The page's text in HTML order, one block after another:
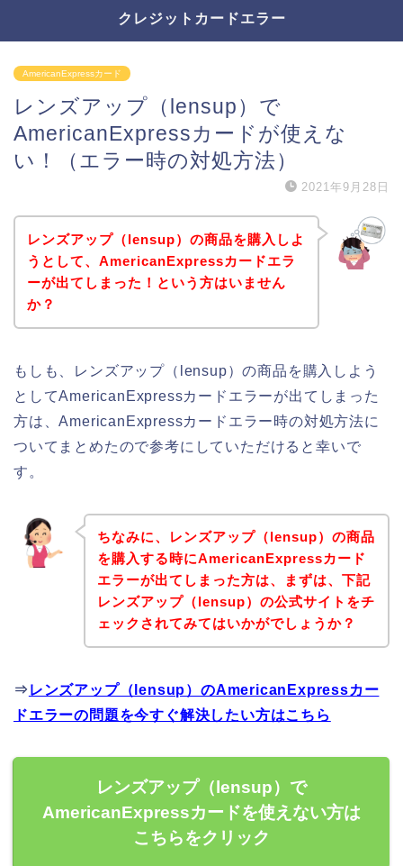
クレジットカードエラー
AmericanExpressカード
レンズアップ（lensup）で
AmericanExpressカードが使えな
い！（エラー時の対処方法）
2021年9月28日
レンズアップ（lensup）の商品を購入しよ
うとして、AmericanExpressカードエラ
ーが出てしまった！という方はいません
か？
もしも、レンズアップ（lensup）の商品を購入しよう
としてAmericanExpressカードエラーが出てしまった
方は、AmericanExpressカードエラー時の対処方法に
ついてまとめたので参考にしていただけると幸いで
す。
ちなみに、レンズアップ（lensup）の商品
を購入する時にAmericanExpressカード
エラーが出てしまった方は、まずは、下記
レンズアップ（lensup）の公式サイトをチ
ェックされてみてはいかがでしょうか？
⇒ レンズアップ（lensup）のAmericanExpressカー
ドエラーの問題を今すぐ解決したい方はこちら
レンズアップ（lensup）で
AmericanExpressカードを使えない方は
こちらをクリック